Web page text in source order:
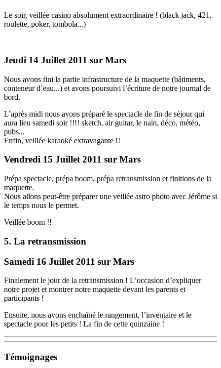
Le soir, veillée casino absolument extraordinaire ! (black jack, 421,
roulette, poker, tombola...)
Jeudi 14 Juillet 2011 sur Mars
Nous avons fini la partie infrastructure de la maquette (bâtiments,
conteneur d’eau...) et avons poursuivi l’écriture de notre journal de
bord.
L’après midi nous avons préparé le spectacle de fin de séjour qui
aura lieu samedi soir !!!! sketch, air guitar, le nain, déco, météo,
pubs...
Enfin, veillée karaoké extravagante !!
Vendredi 15 Juillet 2011 sur Mars
Prépa spectacle, prépa boom, prépa retransmission et finitions de la
maquette.
Nous allons peut-être préparer une veillée astro photo avec Jérôme si
le temps nous le permet.
Veillée boom !!
5. La retransmission
Samedi 16 Juillet 2011 sur Mars
Finalement le jour de la retransmission ! L’occasion d’expliquer
notre projet et montrer notre maquette devant les parents et
participants !
Ensuite, nous avons enchaîné le rangement, l’inventaire et le
spectacle pour les petits ! La fin de cette quinzaine !
Témoignages